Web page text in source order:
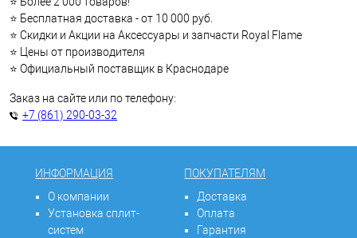
⭐ Бесплатная доставка - от 10 000 руб.
⭐ Скидки и Акции на Аксессуары и запчасти Royal Flame
⭐ Цены от производителя
⭐ Официальный поставщик в Краснодаре
Заказ на сайте или по телефону:
+7 (861) 290-03-32
ИНФОРМАЦИЯ
О компании
Установка сплит-
систем
ПОКУПАТЕЛЯМ
Доставка
Оплата
Гарантия